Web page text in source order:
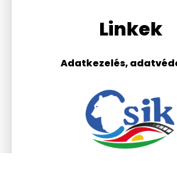
Linkek
Adatkezelés,